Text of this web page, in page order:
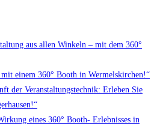
aus allen Winkeln – mit dem 360°
mit einem 360° Booth in Wermelskirchen!“
der Veranstaltungstechnik: Erleben Sie
eines 360° Booth- Erlebnisses in